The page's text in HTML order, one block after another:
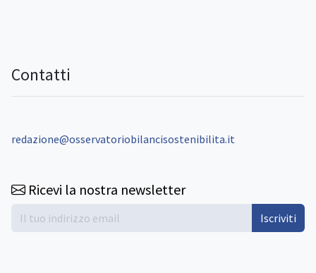
Contatti
redazione@osservatoriobilancisostenibilita.it
Ricevi la nostra newsletter
Iscriviti